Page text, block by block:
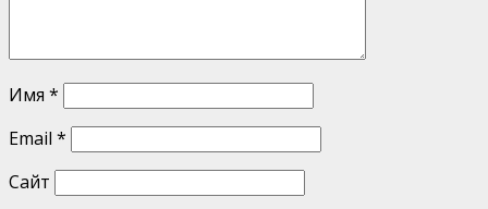
Имя *
Email *
Сайт